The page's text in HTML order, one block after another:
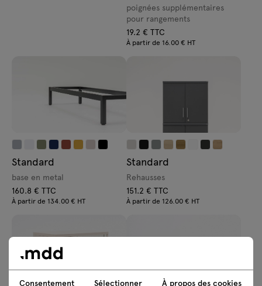
poignées supplémentaires
pour rangements
19.2 € TTC
À partir de 16.00 € HT
Standard
base en metal
160.8 € TTC
À partir de 134.00 € HT
Standard
Rehausses
151.2 € TTC
À partir de 126.00 € HT
Consentement Sélectionner À propos des cookies